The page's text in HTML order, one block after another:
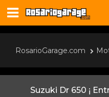
RosarioGarage.com
Suzuki Dr 650 ¡